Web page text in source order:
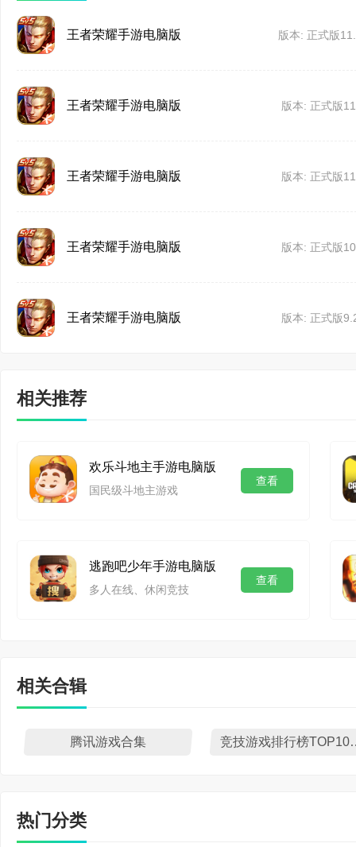
能够充分展示自己“独特
6.新社交-王者状态：
换，你的心情，在王者
7.新皮肤：
①雅典娜-黎明之约：
四个赛季王者玩家可直
②黄忠-火炮绅士：
④安琪拉-心灵骇客星
25/35/50级限定;
⑤达摩-沙漠行僧：
1.手感优化：施法容
施法】修正，升级重构
2.战场节奏优化：兵
时，新增一个小兵单位
3.王者时刻功能优化
王者荣耀手游电脑版 版本: 正式版
王者荣耀手游电脑版 版本: 正式版
王者荣耀手游电脑版 版本: 正式版
王者荣耀手游电脑版 版本: 正式版
王者荣耀手游电脑版 版本: 正式版
相关推荐
欢乐斗地主手游电脑版
国民级斗地主游戏
查看
逃跑吧少年手游电脑版
多人在线、休闲竞技
查看
相关合辑
腾讯游戏合集 竞技游
热门分类